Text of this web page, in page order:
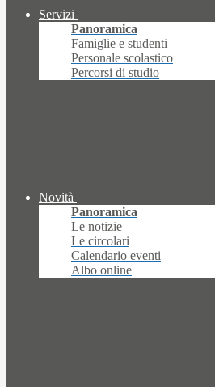
Servizi
Panoramica
Famiglie e studenti
Personale scolastico
Percorsi di studio
Novità
Panoramica
Le notizie
Le circolari
Calendario eventi
Albo online